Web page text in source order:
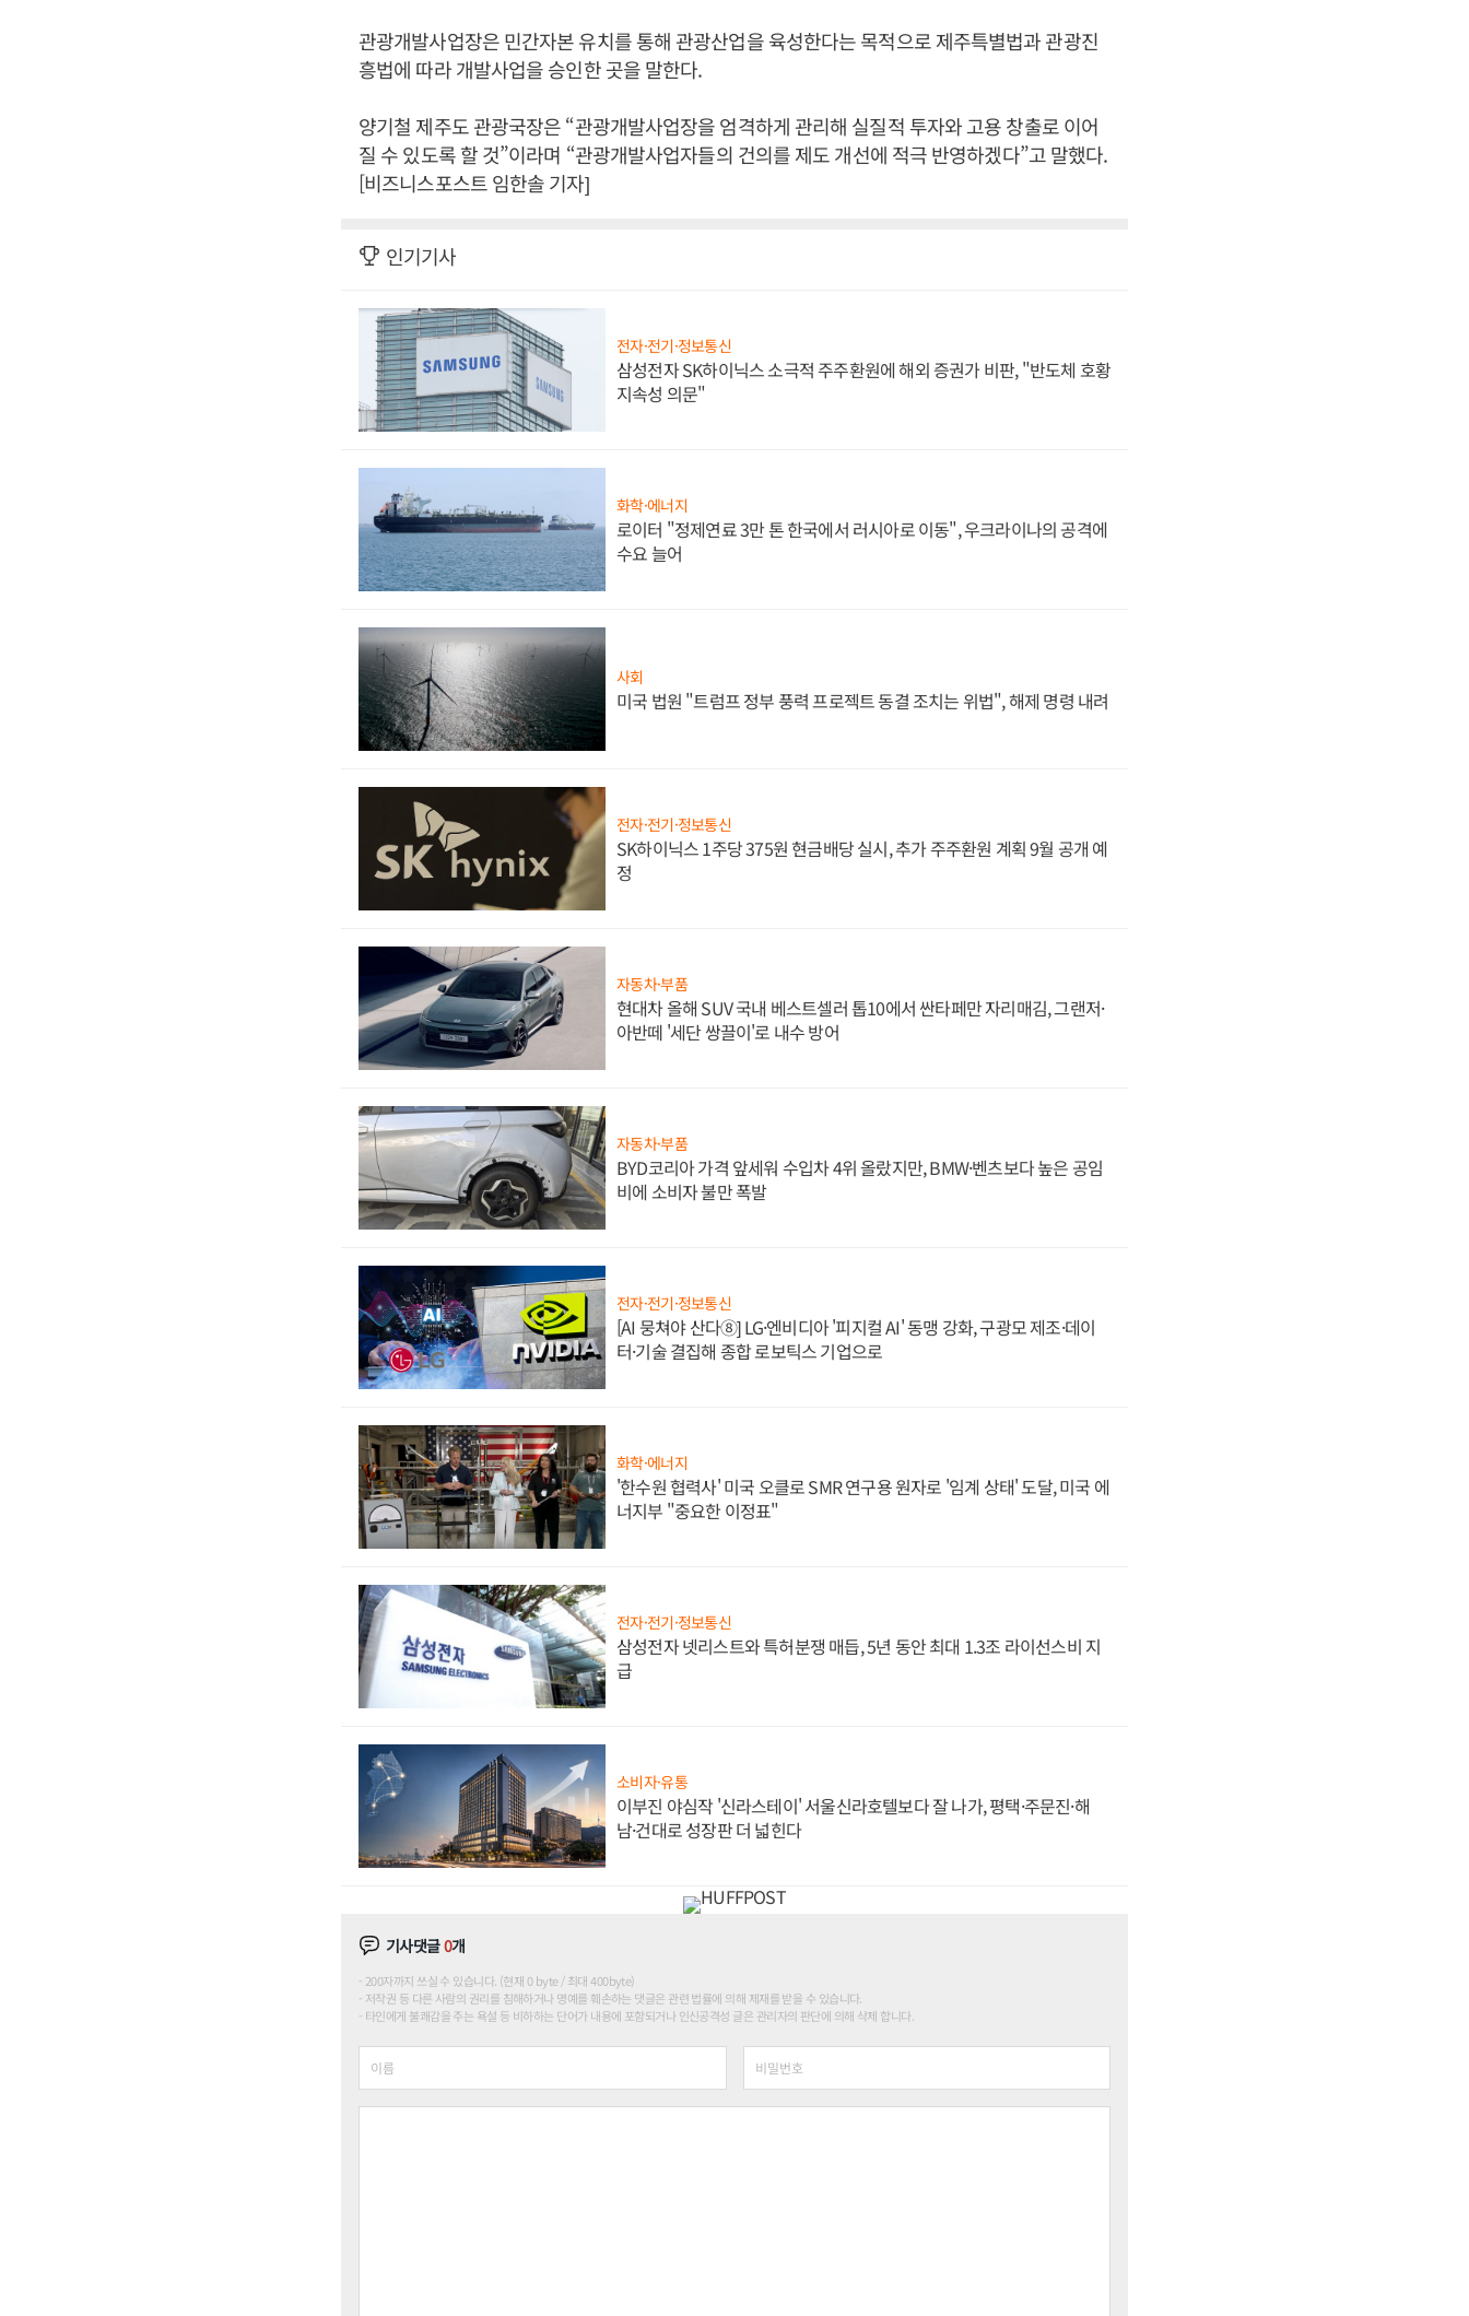
관광개발사업장은 민간자본 유치를 통해 관광산업을 육성한다는 목적으로 제주특별법과 관광진
흥법에 따라 개발사업을 승인한 곳을 말한다.
양기철 제주도 관광국장은 “관광개발사업장을 엄격하게 관리해 실질적 투자와 고용 창출로 이어
질 수 있도록 할 것”이라며 “관광개발사업자들의 건의를 제도 개선에 적극 반영하겠다”고 말했다.
[비즈니스포스트 임한솔 기자]
인기기사
전자·전기·정보통신
삼성전자 SK하이닉스 소극적 주주환원에 해외 증권가 비판, "반도체 호황
지속성 의문"
화학·에너지
로이터 "정제연료 3만 톤 한국에서 러시아로 이동", 우크라이나의 공격에
수요 늘어
사회
미국 법원 "트럼프 정부 풍력 프로젝트 동결 조치는 위법", 해제 명령 내려
전자·전기·정보통신
SK하이닉스 1주당 375원 현금배당 실시, 추가 주주환원 계획 9월 공개 예
정
자동차·부품
현대차 올해 SUV 국내 베스트셀러 톱10에서 싼타페만 자리매김, 그랜저·
아반떼 '세단 쌍끌이'로 내수 방어
자동차·부품
BYD코리아 가격 앞세워 수입차 4위 올랐지만, BMW·벤츠보다 높은 공임
비에 소비자 불만 폭발
전자·전기·정보통신
[AI 뭉쳐야 산다⑧] LG·엔비디아 '피지컬 AI' 동맹 강화, 구광모 제조·데이
터·기술 결집해 종합 로보틱스 기업으로
화학·에너지
'한수원 협력사' 미국 오클로 SMR 연구용 원자로 '임계 상태' 도달, 미국 에
너지부 "중요한 이정표"
전자·전기·정보통신
삼성전자 넷리스트와 특허분쟁 매듭, 5년 동안 최대 1.3조 라이선스비 지
급
소비자·유통
이부진 야심작 '신라스테이' 서울신라호텔보다 잘 나가, 평택·주문진·해
남·건대로 성장판 더 넓힌다
기사댓글0개
200자까지 쓰실 수 있습니다. (현재 0 byte / 최대 400byte)
저작권 등 다른 사람의 권리를 침해하거나 명예를 훼손하는 댓글은 관련 법률에 의해 제재를 받을 수 있습니다.
타인에게 불쾌감을 주는 욕설 등 비하하는 단어가 내용에 포함되거나 인신공격성 글은 관리자의 판단에 의해 삭제 합니다.